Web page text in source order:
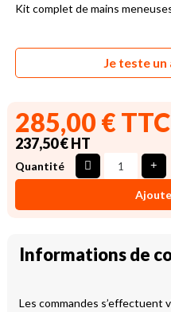
Kit complet de mains
Je teste
285,00 € TTC
237,50 € HT
Quantité
Informations de
Les commandes s’effectuent